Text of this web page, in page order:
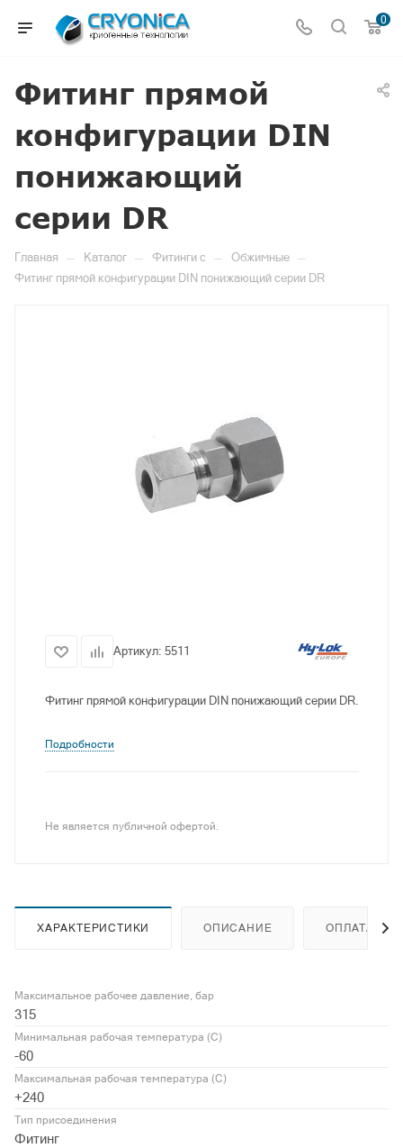
0
Фитинг прямой
конфигурации DIN
понижающий
серии DR
Главная — Каталог — Фитинги c — Обжимные —
Фитинг прямой конфигурации DIN понижающий серии DR
Артикул: 5511
Фитинг прямой конфигурации DIN понижающий серии DR.
Подробности
Не является публичной офертой.
ХАРАКТЕРИСТИКИ ОПИСАНИЕ ОПЛАТА
Максимальное рабочее давление, бар
315
Минимальная рабочая температура (С)
-60
Максимальная рабочая температура (С)
+240
Тип присоединения
Фитинг